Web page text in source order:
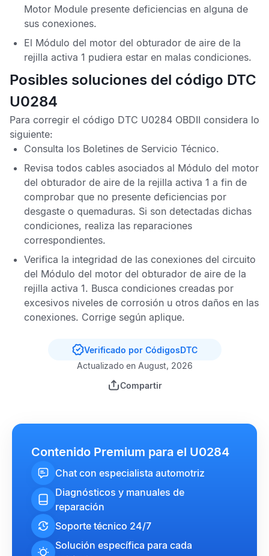
Motor Module presente deficiencias en alguna de
sus conexiones.
El Módulo del motor del obturador de aire de la
rejilla activa 1 pudiera estar en malas condiciones.
Posibles soluciones del código DTC
U0284
Para corregir el código DTC U0284 OBDII considera lo
siguiente:
Consulta los Boletines de Servicio Técnico.
Revisa todos cables asociados al Módulo del motor
del obturador de aire de la rejilla activa 1 a fin de
comprobar que no presente deficiencias por
desgaste o quemaduras. Si son detectadas dichas
condiciones, realiza las reparaciones
correspondientes.
Verifica la integridad de las conexiones del circuito
del Módulo del motor del obturador de aire de la
rejilla activa 1. Busca condiciones creadas por
excesivos niveles de corrosión u otros daños en las
conexiones. Corrige según aplique.
Verificado por CódigosDTC
Actualizado en August, 2026
Compartir
Contenido Premium para el U0284
Chat con especialista automotriz
Diagnósticos y manuales de
reparación
Soporte técnico 24/7
Solución específica para cada